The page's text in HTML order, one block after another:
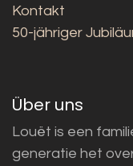
Kontakt
50-jähriger
Über uns
Louët is een
generatie het